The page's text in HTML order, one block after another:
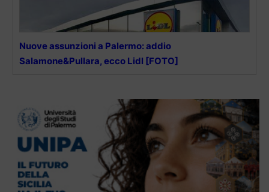
Nuove assunzioni a Palermo: addio
Salamone&Pullara, ecco Lidl [FOTO]